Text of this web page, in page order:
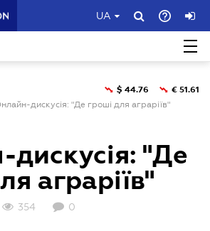
UA
дискусія: "Де гроші для аграріїв"
$ 44.76 € 51.61
"Де
аграріїв"
354 0